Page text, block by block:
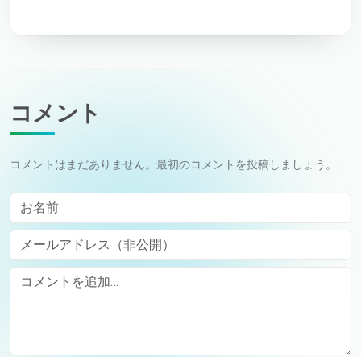
コメント
コメントはまだありません。最初のコメントを投稿しましょう。
お名前
メールアドレス（非公開）
Comment